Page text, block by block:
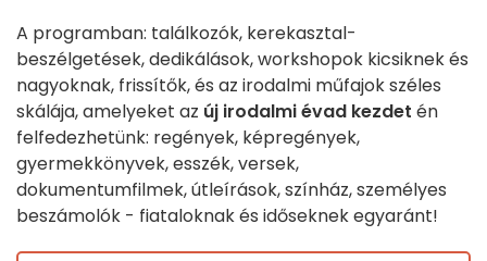
A programban: találkozók, kerekasztal-
beszélgetések, dedikálások, workshopok kicsiknek és
nagyoknak, frissítők, és az irodalmi műfajok széles
skálája, amelyeket az új irodalmi évad kezdet én
felfedezhetünk: regények, képregények,
gyermekkönyvek, esszék, versek,
dokumentumfilmek, útleírások, színház, személyes
beszámolók - fiataloknak és időseknek egyaránt!